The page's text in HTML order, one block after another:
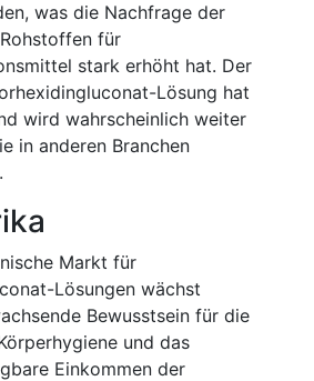
was die Nachfrage der
für
stark erhöht hat. Der
Lösung hat
wird wahrscheinlich weiter
in anderen Branchen
Markt für
Lösungen wächst
Bewusstsein für die
und das
Einkommen der